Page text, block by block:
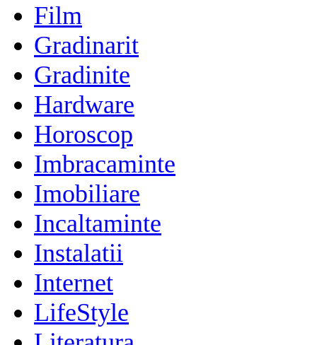
Film
Gradinarit
Gradinite
Hardware
Horoscop
Imbracaminte
Imobiliare
Incaltaminte
Instalatii
Internet
LifeStyle